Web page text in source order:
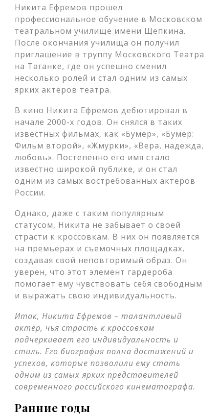
Никита Ефремов прошел
профессиональное обучение в Московском
театральном училище имени Щепкина.
После окончания училища он получил
приглашение в труппу Московского Театра
на Таганке, где он успешно сменил
несколько ролей и стал одним из самых
ярких актёров театра.
В кино Никита Ефремов дебютировал в
начале 2000-х годов. Он снялся в таких
известных фильмах, как «Бумер», «Бумер:
Фильм второй», «Жмурки», «Вера, надежда,
любовь». Постепенно его имя стало
известно широкой публике, и он стал
одним из самых востребованных актёров
России.
Однако, даже с таким популярным
статусом, Никита не забывает о своей
страсти к кроссовкам. В них он появляется
на премьерах и съемочных площадках,
создавая свой неповторимый образ. Он
уверен, что этот элемент гардероба
помогает ему чувствовать себя свободным
и выражать свою индивидуальность.
Итак, Никита Ефремов – талантливый
актёр, чья страсть к кроссовкам
подчеркивает его индивидуальность и
стиль. Его биография полна достижений и
успехов, которые позволили ему стать
одним из самых ярких представителей
современного российского кинематографа.
Ранние годы